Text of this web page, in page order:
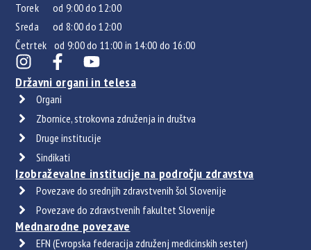
Torek od 9:00 do 12:00
Sreda od 8:00 do 12:00
Četrtek od 9:00 do 11:00 in 14:00 do 16:00
Državni organi in telesa
Organi
Zbornice, strokovna združenja in društva
Druge institucije
Sindikati
Izobraževalne institucije na področju zdravstva
Povezave do srednjih zdravstvenih šol Slovenije
Povezave do zdravstvenih fakultet Slovenije
Mednarodne povezave
EFN (Evropska federacija združenj medicinskih sester)